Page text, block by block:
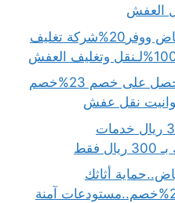
العفش
نقل عفشك مع التغليف بالرياض ووفر20%شركة تغليف
ونيت نقل عفش بالرياض..احصل على خصم 23%خصم
نقل عفش
شركة نقل اثاث بالرياض 300 ريال خدمات
أثاثك
100%ضمان سلامة أثاثك..23%خصم..مستودعات آمنة